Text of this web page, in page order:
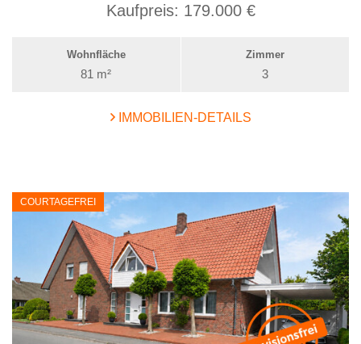
Kaufpreis: 179.000 €
Wohnfläche
81 m²
Zimmer
3
IMMOBILIEN-DETAILS
COURTAGEFREI